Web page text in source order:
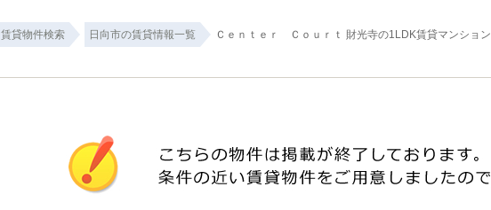
賃貸物件検索 日向市の賃貸情報一覧 Ｃｅｎｔｅｒ Ｃｏｕｒｔ 財光寺の1LDK賃貸マンション